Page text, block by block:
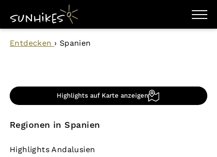
WANDERZIELE
WANDERUNGEN
PLANER
Entdecken › Spanien
Highlights auf Karte anzeigen
Regionen in Spanien
Highlights Andalusien